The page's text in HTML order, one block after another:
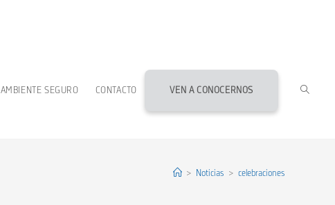
AMBIENTE SEGURO CONTACTO VEN A CONOCERNOS
> Noticias > celebraciones